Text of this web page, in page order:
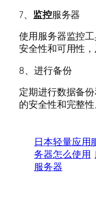
7、 监控服务器
使用服务器监控工
安全性和可用性，
8、进行备份
定期进行数据备
的安全性和完整性
日本轻量应用
务器怎么使用
服务器